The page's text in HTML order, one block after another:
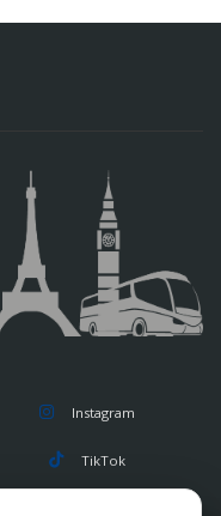
Instagram
TikTok